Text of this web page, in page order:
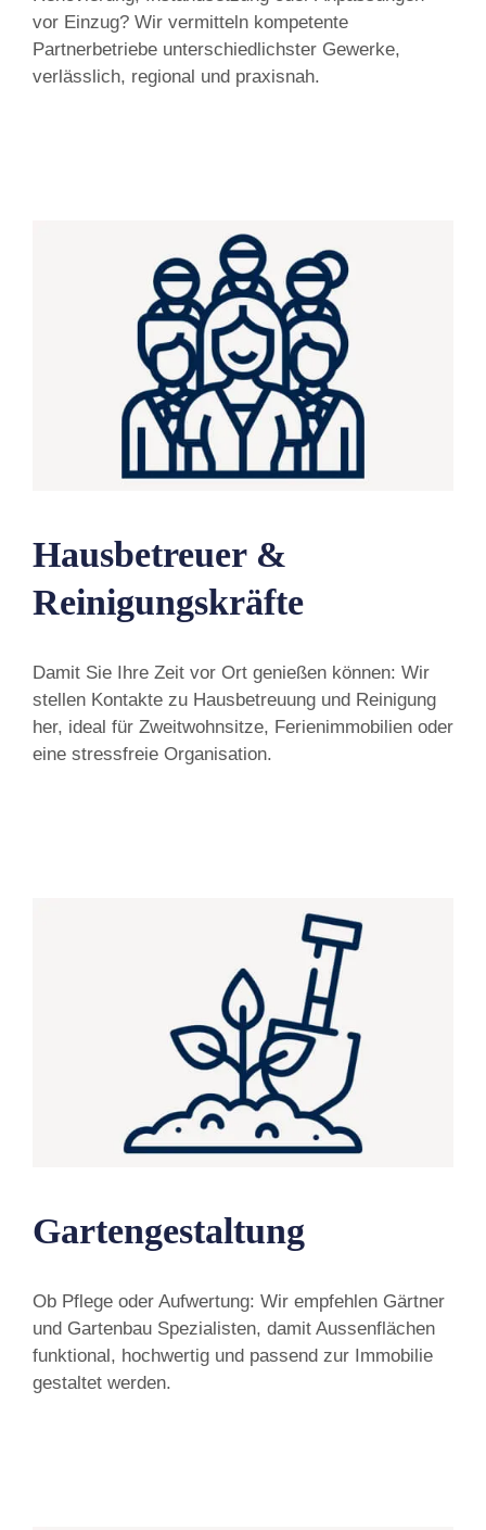
vor Einzug? Wir vermitteln kompetente
Partnerbetriebe unterschiedlichster Gewerke,
verlässlich, regional und praxisnah.
Hausbetreuer &
Reinigungskräfte
Damit Sie Ihre Zeit vor Ort genießen können: Wir
stellen Kontakte zu Hausbetreuung und Reinigung
her, ideal für Zweitwohnsitze, Ferienimmobilien oder
eine stressfreie Organisation.
Gartengestaltung
Ob Pflege oder Aufwertung: Wir empfehlen Gärtner
und Gartenbau Spezialisten, damit Aussenflächen
funktional, hochwertig und passend zur Immobilie
gestaltet werden.